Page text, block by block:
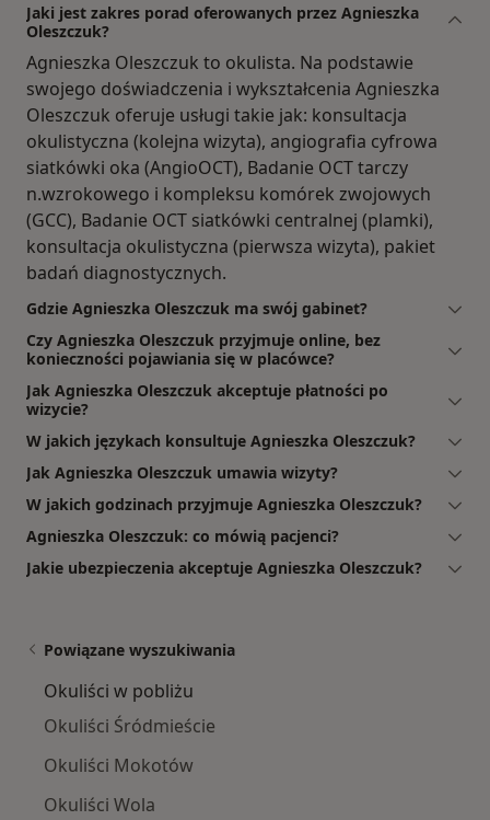
Jaki jest zakres porad oferowanych przez Agnieszka
Oleszczuk?
Agnieszka Oleszczuk to okulista. Na podstawie
swojego doświadczenia i wykształcenia Agnieszka
Oleszczuk oferuje usługi takie jak: konsultacja
okulistyczna (kolejna wizyta), angiografia cyfrowa
siatkówki oka (AngioOCT), Badanie OCT tarczy
n.wzrokowego i kompleksu komórek zwojowych
(GCC), Badanie OCT siatkówki centralnej (plamki),
konsultacja okulistyczna (pierwsza wizyta), pakiet
badań diagnostycznych.
Gdzie Agnieszka Oleszczuk ma swój gabinet?
Czy Agnieszka Oleszczuk przyjmuje online, bez
konieczności pojawiania się w placówce?
Jak Agnieszka Oleszczuk akceptuje płatności po
wizycie?
W jakich językach konsultuje Agnieszka Oleszczuk?
Jak Agnieszka Oleszczuk umawia wizyty?
W jakich godzinach przyjmuje Agnieszka Oleszczuk?
Agnieszka Oleszczuk: co mówią pacjenci?
Jakie ubezpieczenia akceptuje Agnieszka Oleszczuk?
Powiązane wyszukiwania
Okuliści w pobliżu
Okuliści Śródmieście
Okuliści Mokotów
Okuliści Wola